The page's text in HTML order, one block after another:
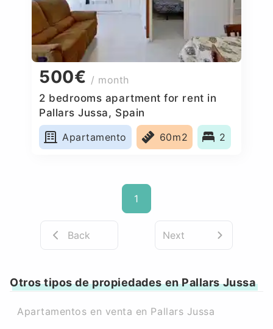
500€ / month
2 bedrooms apartment for rent in
Pallars Jussa, Spain
Apartamento
60m2 2
1
Back Next
Otros tipos de propiedades en Pallars Jussa
Apartamentos en venta en Pallars Jussa